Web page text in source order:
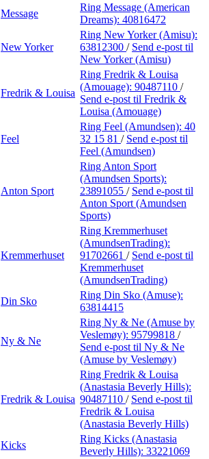
Message
Ring Message (American
Dreams): 40816472
New Yorker
Ring New Yorker (Amisu):
63812300 / Send e-post til
New Yorker (Amisu)
Fredrik & Louisa
Ring Fredrik & Louisa
(Amouage): 90487110 /
Send e-post til Fredrik &
Louisa (Amouage)
Feel
Ring Feel (Amundsen): 40
32 15 81 / Send e-post til
Feel (Amundsen)
Anton Sport
Ring Anton Sport
(Amundsen Sports):
23891055 / Send e-post til
Anton Sport (Amundsen
Sports)
Kremmerhuset
Ring Kremmerhuset
(AmundsenTrading):
91702661 / Send e-post til
Kremmerhuset
(AmundsenTrading)
Din Sko
Ring Din Sko (Amuse):
63814415
Ny & Ne
Ring Ny & Ne (Amuse by
Veslemøy): 95799818 /
Send e-post til Ny & Ne
(Amuse by Veslemøy)
Fredrik & Louisa
Ring Fredrik & Louisa
(Anastasia Beverly Hills):
90487110 / Send e-post til
Fredrik & Louisa
(Anastasia Beverly Hills)
Kicks
Ring Kicks (Anastasia
Beverly Hills): 33221069